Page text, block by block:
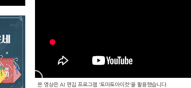
본 영상은 AI 편집 프로그램 '토마토아이컷'을 활용했습니다.